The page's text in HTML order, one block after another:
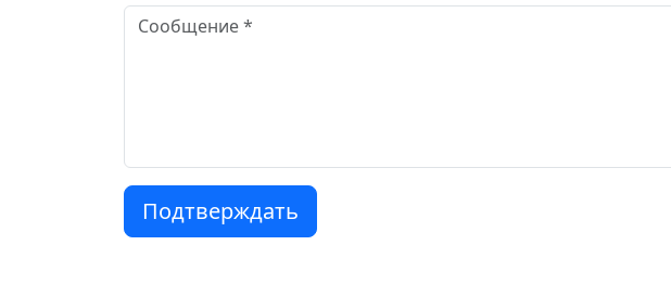
Подтверждать